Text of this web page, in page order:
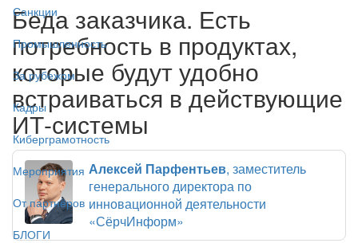
Санкции
Промышленность
За рубежом
Кадры
Киберграмотность
Мероприятия
От партнёров
БЛОГИ
Беда заказчика. Есть
потребность в продуктах,
которые будут удобно
встраиваться в действующие
ИТ-системы
Алексей Парфентьев, заместитель
генерального директора по
инновационной деятельности
«СёрчИнформ»